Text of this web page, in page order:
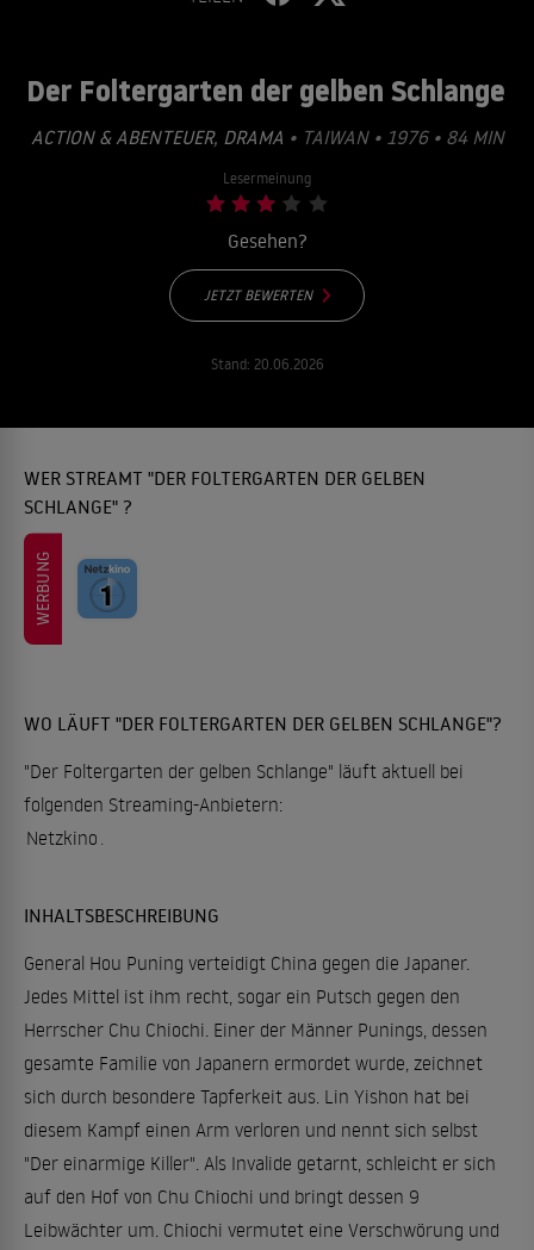
Der Foltergarten der gelben Schlange
ACTION & ABENTEUER, DRAMA • TAIWAN • 1976 • 84 MIN
Lesermeinung
Gesehen?
JETZT BEWERTEN
Stand: 20.06.2026
WER STREAMT "DER FOLTERGARTEN DER GELBEN
SCHLANGE" ?
WERBUNG
WO LÄUFT "DER FOLTERGARTEN DER GELBEN SCHLANGE"?
"Der Foltergarten der gelben Schlange" läuft aktuell bei
folgenden Streaming-Anbietern:
Netzkino .
INHALTSBESCHREIBUNG
General Hou Puning verteidigt China gegen die Japaner.
Jedes Mittel ist ihm recht, sogar ein Putsch gegen den
Herrscher Chu Chiochi. Einer der Männer Punings, dessen
gesamte Familie von Japanern ermordet wurde, zeichnet
sich durch besondere Tapferkeit aus. Lin Yishon hat bei
diesem Kampf einen Arm verloren und nennt sich selbst
"Der einarmige Killer". Als Invalide getarnt, schleicht er sich
auf den Hof von Chu Chiochi und bringt dessen 9
Leibwächter um. Chiochi vermutet eine Verschwörung und